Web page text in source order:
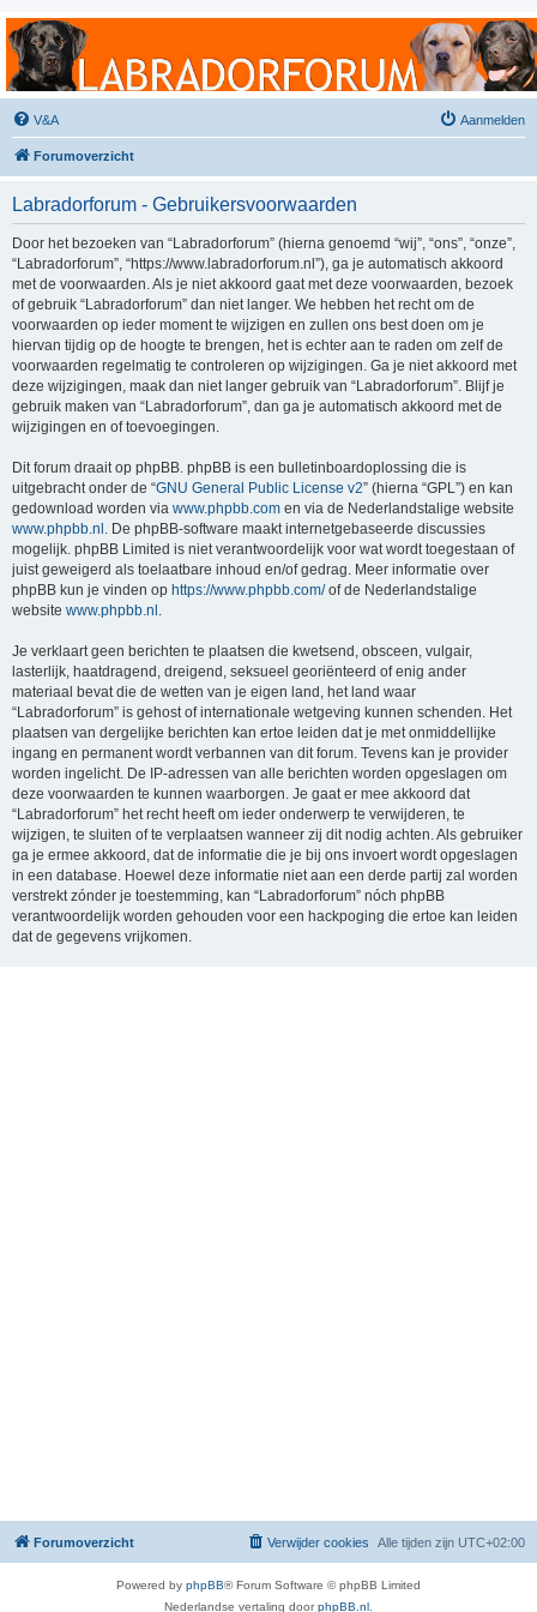
Labradorforum
Het gezelligste Labradorforum van Nederland en België!
V&A Aanmelden
Forumoverzicht
Labradorforum - Gebruikersvoorwaarden
Door het bezoeken van “Labradorforum” (hierna genoemd “wij”, “ons”, “onze”,
“Labradorforum”, “https://www.labradorforum.nl”), ga je automatisch akkoord
met de voorwaarden. Als je niet akkoord gaat met deze voorwaarden, bezoek
of gebruik “Labradorforum” dan niet langer. We hebben het recht om de
voorwaarden op ieder moment te wijzigen en zullen ons best doen om je
hiervan tijdig op de hoogte te brengen, het is echter aan te raden om zelf de
voorwaarden regelmatig te controleren op wijzigingen. Ga je niet akkoord met
deze wijzigingen, maak dan niet langer gebruik van “Labradorforum”. Blijf je
gebruik maken van “Labradorforum”, dan ga je automatisch akkoord met de
wijzigingen en of toevoegingen.
Dit forum draait op phpBB. phpBB is een bulletinboardoplossing die is
uitgebracht onder de “GNU General Public License v2” (hierna “GPL”) en kan
gedownload worden via www.phpbb.com en via de Nederlandstalige website
www.phpbb.nl . De phpBB-software maakt internetgebaseerde discussies
mogelijk. phpBB Limited is niet verantwoordelijk voor wat wordt toegestaan of
juist geweigerd als toelaatbare inhoud en/of gedrag. Meer informatie over
phpBB kun je vinden op https://www.phpbb.com/of de Nederlandstalige
website www.phpbb.nl
Je verklaart geen berichten te plaatsen die kwetsend, obsceen, vulgair,
lasterlijk, haatdragend, dreigend, seksueel georiënteerd of enig ander
materiaal bevat die de wetten van je eigen land, het land waar
“Labradorforum” is gehost of internationale wetgeving kunnen schenden. Het
plaatsen van dergelijke berichten kan ertoe leiden dat je met onmiddellijke
ingang en permanent wordt verbannen van dit forum. Tevens kan je provider
worden ingelicht. De IP-adressen van alle berichten worden opgeslagen om
deze voorwaarden te kunnen waarborgen. Je gaat er mee akkoord dat
“Labradorforum” het recht heeft om ieder onderwerp te verwijderen, te
wijzigen, te sluiten of te verplaatsen wanneer zij dit nodig achten. Als gebruiker
ga je ermee akkoord, dat de informatie die je bij ons invoert wordt opgeslagen
in een database. Hoewel deze informatie niet aan een derde partij zal worden
verstrekt zónder je toestemming, kan “Labradorforum” nóch phpBB
verantwoordelijk worden gehouden voor een hackpoging die ertoe kan leiden
dat de gegevens vrijkomen.
Forumoverzicht Alle tijden zijn UTC+02:00
Verwijder cookies
Powered by phpBB® Forum Software © phpBB Limited
Nederlandse vertaling doorphpBB.nl